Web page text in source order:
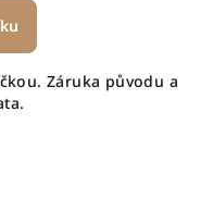
Záruka původu a